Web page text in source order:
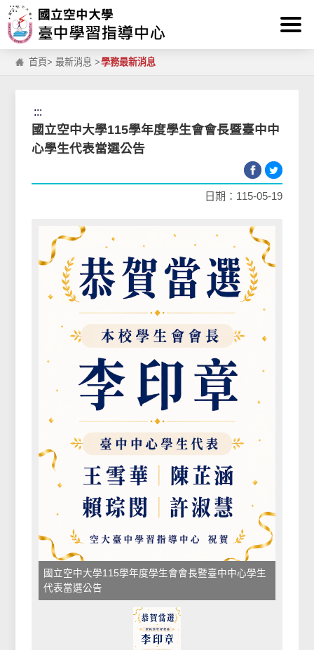
跳到主要內容區塊
:::
首頁>最新消息 >學務最新消息
:::
國立空中大學115學年度學生會會長暨臺中中
心學生代表當選公告
日期：115-05-19
國立空中大學115學年度學生會會長暨臺中中心學生
代表當選公告